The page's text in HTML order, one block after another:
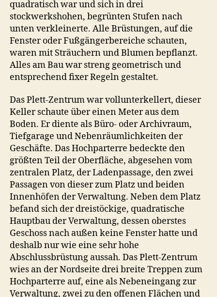
quadratisch war und sich in drei
stockwerkshohen, begrünten Stufen nach
unten verkleinerte. Alle Brüstungen, auf die
Fenster oder Fußgängerbereiche schauten,
waren mit Sträuchern und Blumen bepflanzt.
Alles am Bau war streng geometrisch und
entsprechend fixer Regeln gestaltet.
Das Plett-Zentrum war vollunterkellert, dieser
Keller schaute über einen Meter aus dem
Boden. Er diente als Büro- oder Archivraum,
Tiefgarage und Nebenräumlichkeiten der
Geschäfte. Das Hochparterre bedeckte den
größten Teil der Oberfläche, abgesehen vom
zentralen Platz, der Ladenpassage, den zwei
Passagen von dieser zum Platz und beiden
Innenhöfen der Verwaltung. Neben dem Platz
befand sich der dreistöckige, quadratische
Hauptbau der Verwaltung, dessen oberstes
Geschoss nach außen keine Fenster hatte und
deshalb nur wie eine sehr hohe
Abschlussbrüstung aussah. Das Plett-Zentrum
wies an der Nordseite drei breite Treppen zum
Hochparterre auf, eine als Nebeneingang zur
Verwaltung, zwei zu den offenen Flächen und